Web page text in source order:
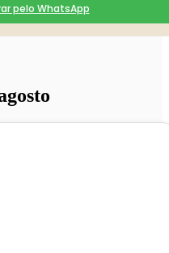
pelo WhatsApp